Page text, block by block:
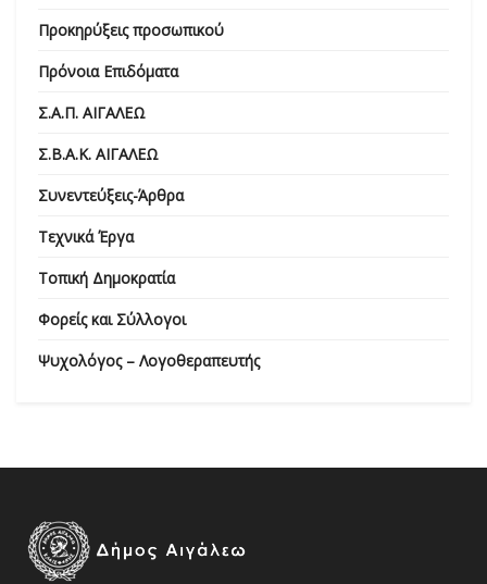
Προκηρύξεις προσωπικού
Πρόνοια Επιδόματα
Σ.Α.Π. ΑΙΓΑΛΕΩ
Σ.Β.Α.Κ. ΑΙΓΑΛΕΩ
Συνεντεύξεις-Άρθρα
Τεχνικά Έργα
Τοπική Δημοκρατία
Φορείς και Σύλλογοι
Ψυχολόγος – Λογοθεραπευτής